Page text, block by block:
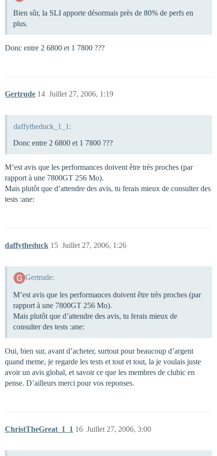
Bien sûr, la SLI apporte désormais près de 80% de perfs en
plus.
Donc entre 2 6800 et 1 7800 ???
Gertrude Juillet 27, 2006, 1:19
14
daffytheduck_1_1:
Donc entre 2 6800 et 1 7800 ???
M’est avis que les performances doivent être très proches (par
rapport à une 7800GT 256 Mo).
Mais plutôt que d’attendre des avis, tu ferais mieux de consulter des
tests :ane:
daffytheduck Juillet 27, 2006, 1:26
15
Gertrude:
M’est avis que les performances doivent être très proches (par
rapport à une 7800GT 256 Mo).
Mais plutôt que d’attendre des avis, tu ferais mieux de
consulter des tests :ane:
Oui, bien sur, avant d’acheter, surtout pour beaucoup d’argent
quand meme, je regarde les tests et tout et tout, la je voulais juste
avoir un avis global, et savoir ce que les membres de clubic en
pense. D’ailleurs merci pour vos reponses.
ChristTheGreat_1_1 Juillet 27, 2006, 3:00
16